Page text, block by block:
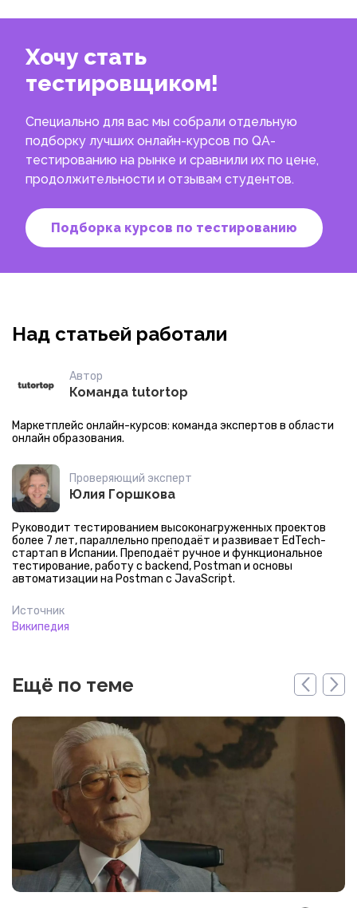
Хочу стать
тестировщиком!
Специально для вас мы собрали отдельную
подборку лучших онлайн-курсов по QA-
тестированию на рынке и сравнили их по цене,
продолжительности и отзывам студентов.
Подборка курсов по тестированию
Над статьей работали
Автор
Команда tutortop
Маркетплейс онлайн-курсов: команда экспертов в области
онлайн образования.
Проверяющий эксперт
Юлия Горшкова
Руководит тестированием высоконагруженных проектов
более 7 лет, параллельно преподаёт и развивает EdTech-
стартап в Испании. Преподаёт ручное и функциональное
тестирование, работу с backend, Postman и основы
автоматизации на Postman с JavaScript.
Источник
Википедия
Ещё по теме